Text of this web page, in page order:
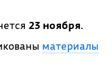
23 ноября.
материалы